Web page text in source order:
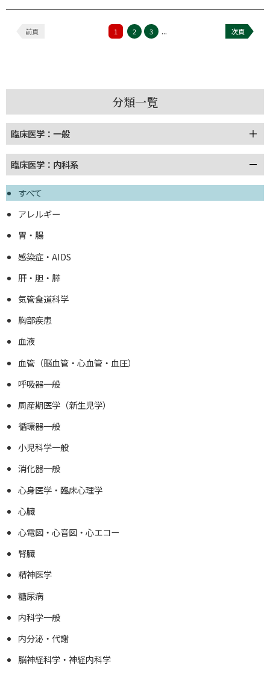
前頁 1 2 3 ... 次頁
分類一覧
臨床医学：一般
臨床医学：内科系
すべて
アレルギー
胃・腸
感染症・AIDS
肝・胆・膵
気管食道科学
胸部疾患
血液
血管（脳血管・心血管・血圧）
呼吸器一般
周産期医学（新生児学）
循環器一般
小児科学一般
消化器一般
心身医学・臨床心理学
心臓
心電図・心音図・心エコー
腎臓
精神医学
糖尿病
内科学一般
内分泌・代謝
脳神経科学・神経内科学